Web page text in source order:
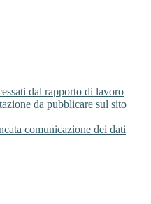
dal rapporto di lavoro
da pubblicare sul sito
comunicazione dei dati